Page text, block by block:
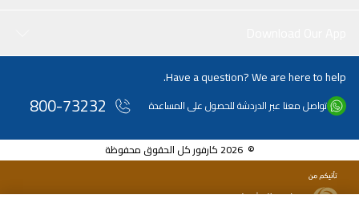
Have a question? We are here to help.
تواصل معنا عبر الدردشة للحصول على المساعدة 800-73232
© 2026 كارفور كل الحقوق محفوظة